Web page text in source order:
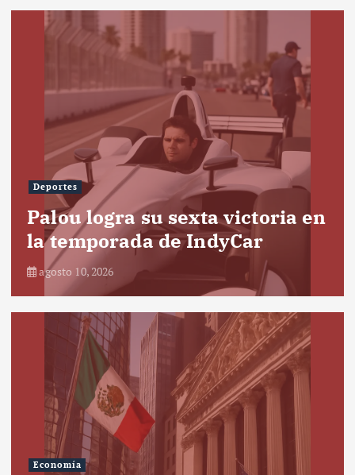
Deportes
Palou logra su sexta victoria en
la temporada de IndyCar
agosto 10, 2026
Economía